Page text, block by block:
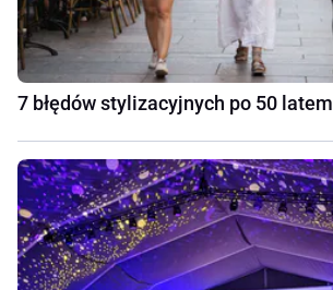
7 błędów stylizacyjnych po 50 latem